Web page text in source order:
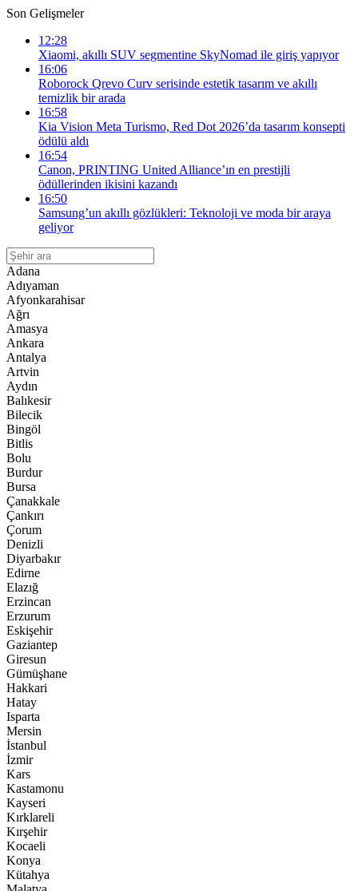
Son Gelişmeler
12:28
Xiaomi, akıllı SUV segmentine SkyNomad ile giriş yapıyor
16:06
Roborock Qrevo Curv serisinde estetik tasarım ve akıllı
temizlik bir arada
16:58
Kia Vision Meta Turismo, Red Dot 2026’da tasarım konsepti
ödülü aldı
16:54
Canon, PRINTING United Alliance’ın en prestijli
ödüllerinden ikisini kazandı
16:50
Samsung’un akıllı gözlükleri: Teknoloji ve moda bir araya
geliyor
Adana
Adıyaman
Afyonkarahisar
Ağrı
Amasya
Ankara
Antalya
Artvin
Aydın
Balıkesir
Bilecik
Bingöl
Bitlis
Bolu
Burdur
Bursa
Çanakkale
Çankırı
Çorum
Denizli
Diyarbakır
Edirne
Elazığ
Erzincan
Erzurum
Eskişehir
Gaziantep
Giresun
Gümüşhane
Hakkari
Hatay
Isparta
Mersin
İstanbul
İzmir
Kars
Kastamonu
Kayseri
Kırklareli
Kırşehir
Kocaeli
Konya
Kütahya